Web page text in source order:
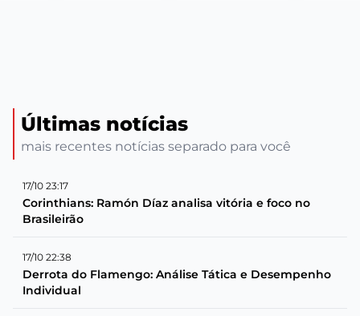
Últimas notícias
mais recentes notícias separado para você
17/10 23:17
Corinthians: Ramón Díaz analisa vitória e foco no
Brasileirão
17/10 22:38
Derrota do Flamengo: Análise Tática e Desempenho
Individual